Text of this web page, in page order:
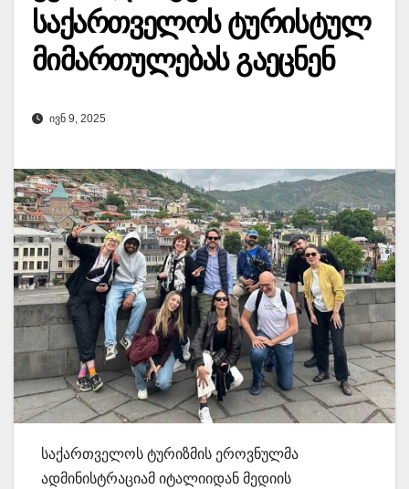
საქართველოს ტურისტულ
მიმართულებას გაეცნენ
ᲘᲕᲜ 9, 2025
საქართველოს ტურიზმის ეროვნულმა
ადმინისტრაციამ იტალიიდან მედიის